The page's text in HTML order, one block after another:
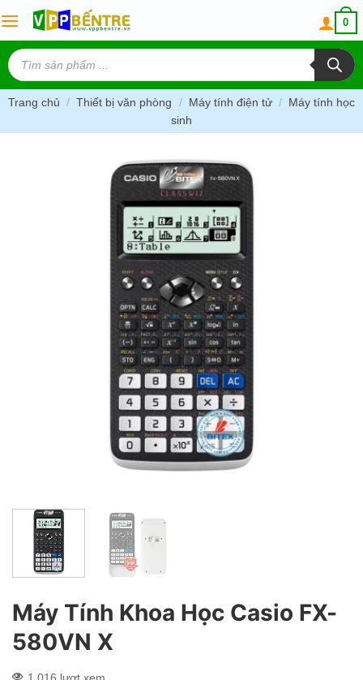
to
content
0
Tìm
kiếm
sản
phẩm
Trang chủ / Thiết bị văn phòng / Máy tính điện tử / Máy tính học
sinh
Máy Tính Khoa Học Casio FX-
580VN X